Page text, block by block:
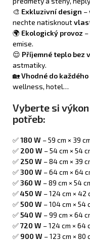
🎨 Exkluzivní design –
nechte natisknout
🌍 Ekologický provoz
emise.
😌 Příjemné teplo bez
astmatiky.
🏡Vhodné do
wellness, hotel…
Vyberte si
potřeb:
✅180 W – 59 cm × 39
✅ 200 W – 54 cm × 54
✅ 250 W – 84 cm × 39
✅300 W – 64 cm × 64
✅360 W – 89 cm × 54
✅450 W – 124 cm × 42
✅500 W – 104 cm × 54
✅540 W – 99 cm × 64
✅720 W – 124 cm × 64
✅ 900 W – 123 cm × 80